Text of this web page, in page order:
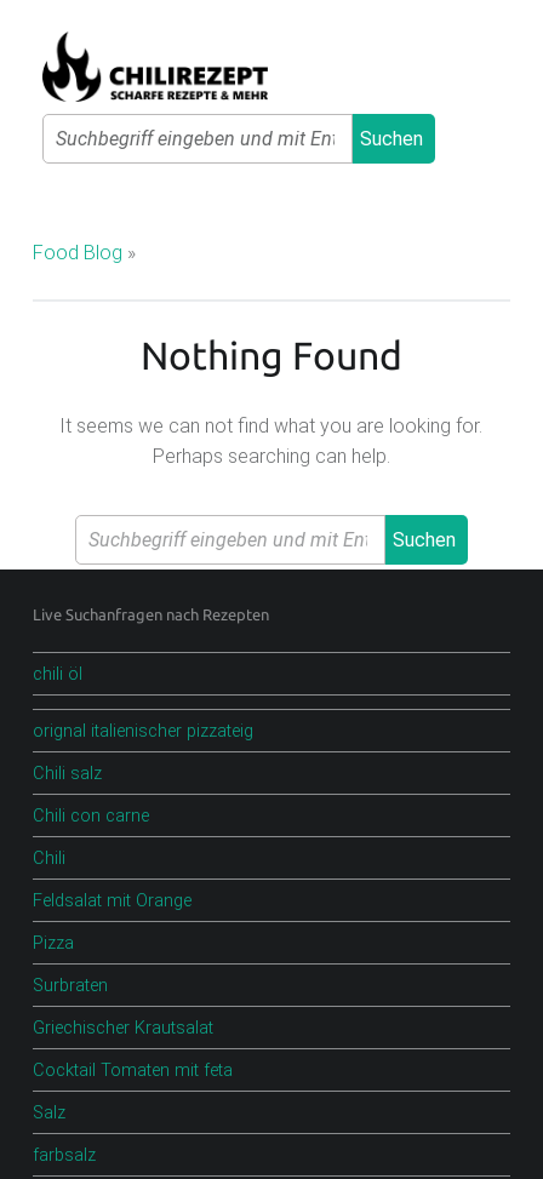
Search
Suchen
I
Z
.
D
E
F
O
O
D
B
L
O
G
Scharfe Rezepte und mehr | Chilirezept.de
Food Blog »
Nothing Found
It seems we can not find what you are looking for.
Perhaps searching can help.
Suchen
Footer sidebar
Live Suchanfragen nach Rezepten
chili öl
orignal italienischer pizzateig
Chili salz
Chili con carne
Chili
Feldsalat mit Orange
Pizza
Surbraten
Griechischer Krautsalat
Cocktail Tomaten mit feta
Salz
farbsalz